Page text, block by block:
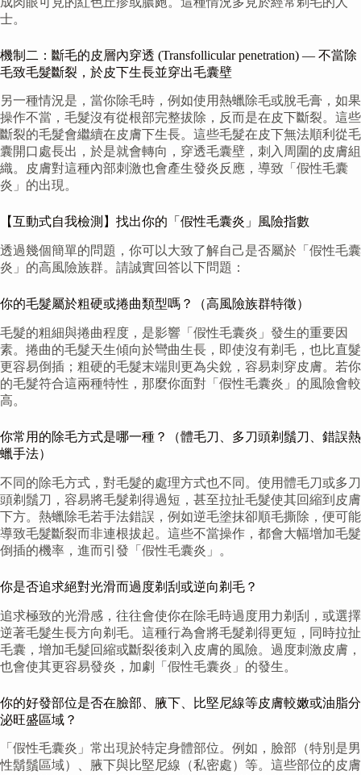
士。
機制二：斷毛的皮層內穿透 (Transfollicular penetration) — 不當除
毛致毛髮斷裂，於皮下生長並穿出毛囊壁
另一種情況是，當你除毛時，例如使用熱蠟除毛或脫毛膏，如果
操作不當，毛髮沒有從根部完整拔除，反而是在皮下斷裂。這些
斷裂的毛髮會繼續在皮膚下生長。這些毛髮在皮下無法順利從毛
囊開口處長出，於是就會轉向，穿透毛囊壁，刺入周圍的皮膚組
織。皮膚對這種內部刺激也會產生發炎反應，導致「假性毛囊
炎」的出現。
【互動式自我檢測】找出你的「假性毛囊炎」風險指數
透過幾個簡單的問題，你可以大致了解自己是否屬於「假性毛囊
炎」的高風險族群。請誠實回答以下問題：
你的毛髮屬於粗硬或捲曲類型嗎？（高風險族群特徵）
毛髮的粗細與捲曲程度，是影響「假性毛囊炎」發生的重要因
素。捲曲的毛髮天生傾向於彎曲生長，即使沒有剃毛，也比直髮
更容易倒插；粗硬的毛髮末端則更為尖銳，容易刺穿皮膚。若你
的毛髮符合這兩種特性，那麼你面對「假性毛囊炎」的風險會較
高。
你常用的除毛方式是哪一種？（體毛刀、多刀頭剃鬚刀、錯誤熱
蠟手法）
不同的除毛方式，對毛髮的處理方式也不同。使用體毛刀或多刀
頭剃鬚刀，容易將毛髮剃得過短，甚至拉扯毛髮使其回縮到皮膚
下方。熱蠟除毛若手法錯誤，例如逆毛塗抹卻順毛撕除，便可能
導致毛髮斷裂而非連根拔起。這些不當操作，都會大幅增加毛髮
倒插的機率，進而引發「假性毛囊炎」。
你是否追求絕對光滑而過度剃刮或逆向剃毛？
追求極致的光滑感，往往會使你在除毛時過度用力剃刮，或選擇
逆著毛髮生長方向剃毛。這種行為會將毛髮剃得更短，同時拉扯
毛囊，增加毛髮回縮或斷裂後刺入皮膚的風險。過度刺激皮膚，
也會使其更容易發炎，加劇「假性毛囊炎」的發生。
你的好發部位是否在臉部、腋下、比堅尼線等皮膚較嫩或油脂分
泌旺盛區域？
「假性毛囊炎」常出現於特定身體部位。例如，臉部（特別是男
性鬍鬚區域）、腋下與比堅尼線（私密處）等。這些部位的皮膚